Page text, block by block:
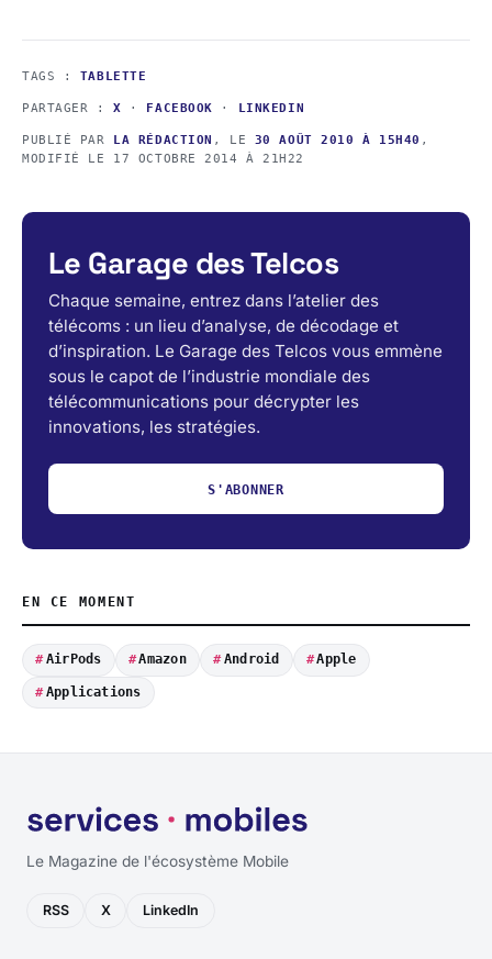
TAGS : TABLETTE
PARTAGER :X · FACEBOOK · LINKEDIN
PUBLIÉ PAR LA RÉDACTION , LE 30 AOÛT 2010 À 15H40 ,
MODIFIÉ LE 17 OCTOBRE 2014 À 21H22
Le Garage des Telcos
Chaque semaine, entrez dans l’atelier des
télécoms : un lieu d’analyse, de décodage et
d’inspiration. Le Garage des Telcos vous emmène
sous le capot de l’industrie mondiale des
télécommunications pour décrypter les
innovations, les stratégies.
S'ABONNER
EN CE MOMENT
AirPods Amazon Android Apple
Applications
Le Magazine de l'écosystème Mobile
RSS X LinkedIn